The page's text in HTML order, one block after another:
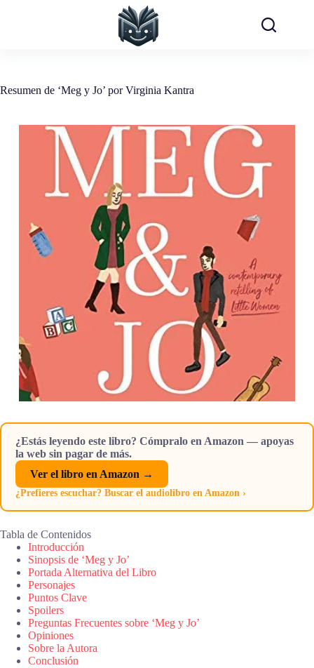
Resumen de ‘Meg y Jo’ por Virginia Kantra
¿Estás leyendo este libro? Cómpralo en Amazon — apoyas
la web sin pagar de más.
Ver el libro en Amazon →
¿Prefieres escuchar? Buscar el audiolibro en Amazon ›
Tabla de Contenidos
Introducción
Sinopsis de ‘Meg y Jo’
Portada Alternativa del Libro
Personajes
Puntos Clave
Spoilers
Preguntas Frecuentes sobre ‘Meg y Jo’
Opiniones
Sobre la Autora
Conclusión